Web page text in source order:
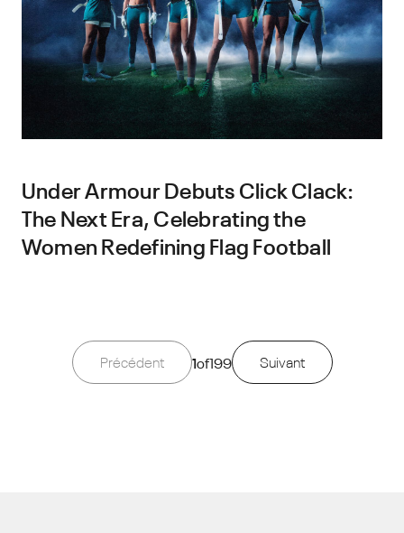
Under Armour Debuts Click Clack:
The Next Era, Celebrating the
Women Redefining Flag Football
Précédent 1of199 Suivant